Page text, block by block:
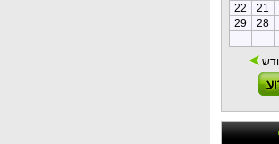
21
22
28
29